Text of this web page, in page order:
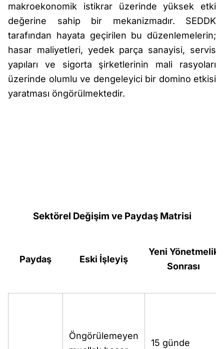
makroekonomik istikrar üzerinde yüksek etki
değerine sahip bir mekanizmadır. SEDDK
tarafından hayata geçirilen bu düzenlemelerin;
hasar maliyetleri, yedek parça sanayisi, servis
yapıları ve sigorta şirketlerinin mali rasyoları
üzerinde olumlu ve dengeleyici bir domino etkisi
yaratması öngörülmektedir.
Sektörel Değişim ve Paydaş Matrisi
Paydaş Eski İşleyiş
Yeni Yönetmelik
Sonrası
Öngörülemeyen
15 günde